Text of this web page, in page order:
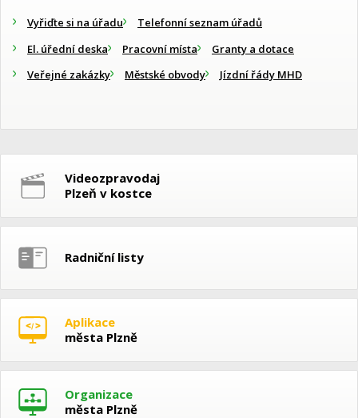
Vyřiďte si na úřadu
Telefonní seznam úřadů
El. úřední deska
Pracovní místa
Granty a dotace
Veřejné zakázky
Městské obvody Jízdní řády MHD
Videozpravodaj
Plzeň v kostce
Radniční listy
Aplikace
města Plzně
Organizace
města Plzně